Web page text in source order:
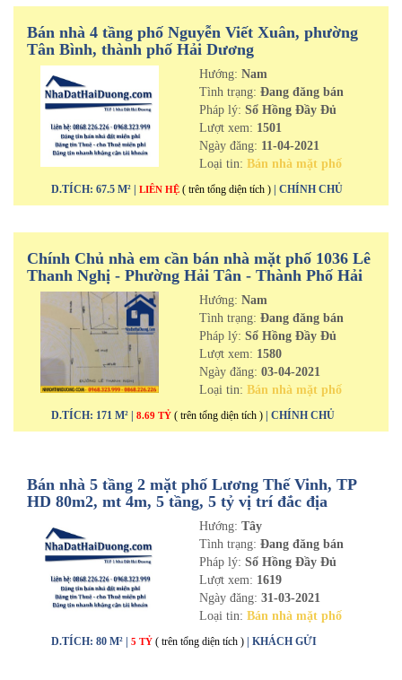
Bán nhà 4 tầng phố Nguyễn Viết Xuân, phường
Tân Bình, thành phố Hải Dương
Hướng: Nam
Tình trạng: Đang đăng bán
Pháp lý: Sổ Hồng Đầy Đủ
Lượt xem: 1501
Ngày đăng: 11-04-2021
Loại tin: Bán nhà mặt phố
D.TÍCH: 67.5 M² | LIÊN HỆ ( trên tổng diện tích ) | CHÍNH CHỦ
Chính Chủ nhà em cần bán nhà mặt phố 1036 Lê
Thanh Nghị - Phường Hải Tân - Thành Phố Hải
Dương
Hướng: Nam
Tình trạng: Đang đăng bán
Pháp lý: Sổ Hồng Đầy Đủ
Lượt xem: 1580
Ngày đăng: 03-04-2021
Loại tin: Bán nhà mặt phố
D.TÍCH: 171 M² | 8.69 TỶ ( trên tổng diện tích ) | CHÍNH CHỦ
Bán nhà 5 tầng 2 mặt phố Lương Thế Vinh, TP
HD 80m2, mt 4m, 5 tầng, 5 tỷ vị trí đắc địa
Hướng: Tây
Tình trạng: Đang đăng bán
Pháp lý: Sổ Hồng Đầy Đủ
Lượt xem: 1619
Ngày đăng: 31-03-2021
Loại tin: Bán nhà mặt phố
D.TÍCH: 80 M² | 5 TỶ ( trên tổng diện tích ) | KHÁCH GỬI